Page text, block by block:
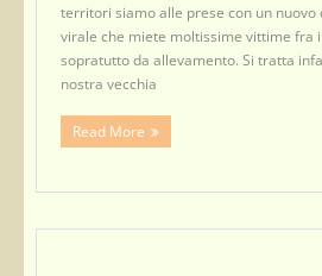
territori siamo alle prese con un nuovo
virale che miete moltissime vittime fra
sopratutto da allevamento. Si tratta
nostra vecchia
Read More